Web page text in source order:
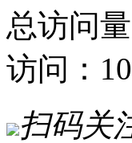
总访问
访问：
扫码关